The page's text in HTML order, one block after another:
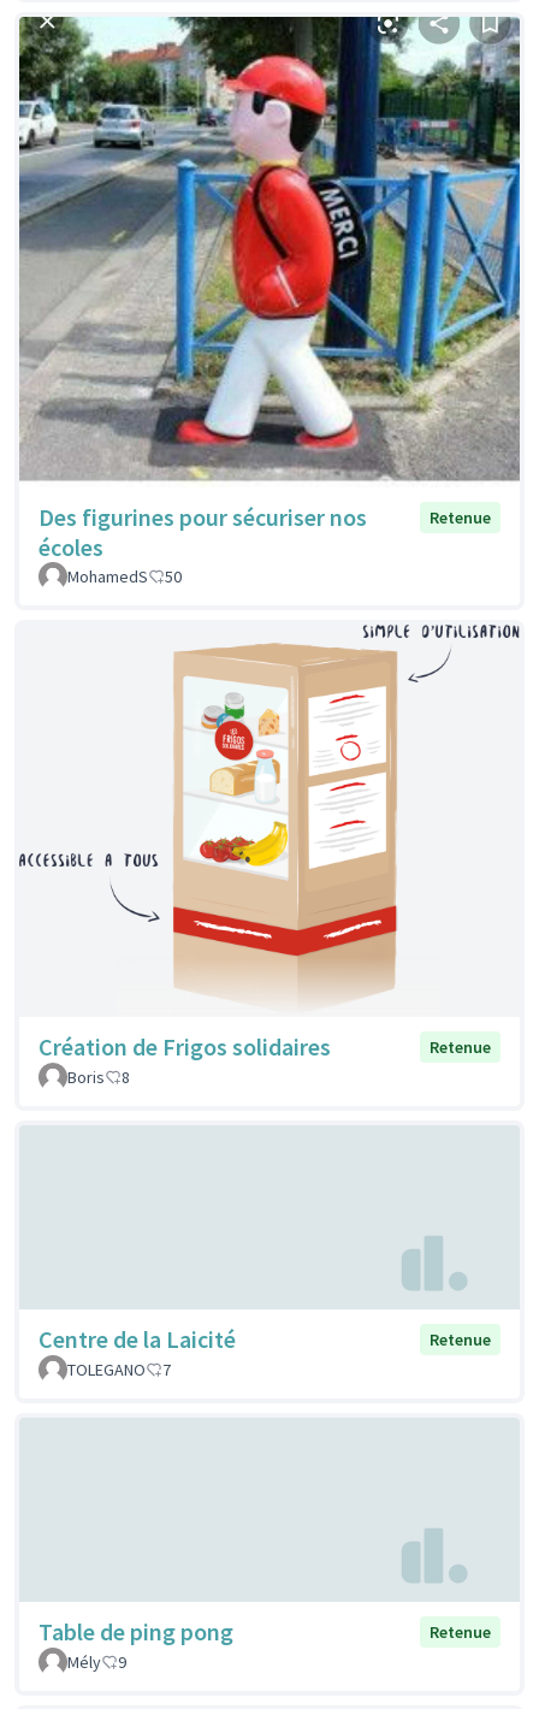
Des figurines pour sécuriser nos
écoles
Retenue
MohamedS 50
Création de Frigos solidaires
Retenue
Boris
8
Centre de la Laicité
Retenue
TOLEGANO
7
Table de ping pong
Retenue
Mély
9